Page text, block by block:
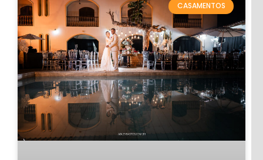
CASAMENTOS